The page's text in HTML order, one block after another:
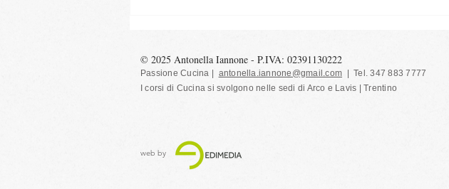
© 2025 Antonella Iannone - P.IVA: 02391130222
Passione Cucina | antonella.iannone@gmail.com | Tel. 347 883 7777
I corsi di Cucina si svolgono nelle sedi di Arco e Lavis | Trentino
web by